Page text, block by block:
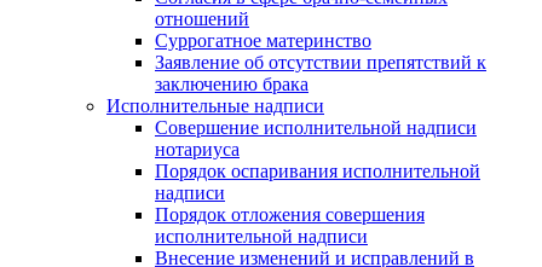
отношений
Суррогатное материнство
Заявление об отсутствии препятствий к
заключению брака
Исполнительные надписи
Совершение исполнительной надписи
нотариуса
Порядок оспаривания исполнительной
надписи
Порядок отложения совершения
исполнительной надписи
Внесение изменений и исправлений в